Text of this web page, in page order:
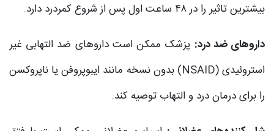
بیشترین تاثیر را در ۴۸ ساعت اول پس از شروع کمردرد دارد.
داروهای ضد درد: پزشک ممکن است داروهای ضد التهابی غیر
استروئیدی (NSAID) بدون نسخه مانند ایبوپروفن یا ناپروکسن
را برای درمان درد و التهاب توصیه کند.